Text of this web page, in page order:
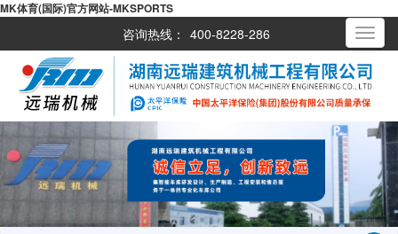
MK体育(国际)官方网站-MKSPORTS
咨询热线： 400-8228-286
Toggle